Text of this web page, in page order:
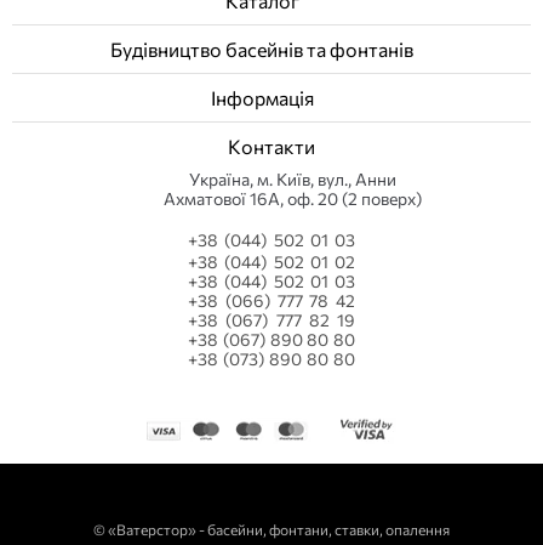
Будівництво басейнів та фонтанів
Інформація
Контакти
Українa, м. Київ, вул., Анни
Ахматової 16А, оф. 20 (2 поверх)
+38 (044) 502 01 03
+38 (044) 502 01 02
+38 (044) 502 01 03
+38 (066) 777 78 42
+38 (067) 777 82 19
+38 (067) 890 80 80
+38 (073) 890 80 80
©«Ватерстор» - басейни, фонтани, ставки, опалення